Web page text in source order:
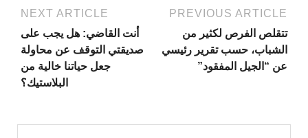
PREVIOUS ARTICLE
تتقلص الفرص لكثير من
الشباب، حسب تقرير رئيسي
عن “الجيل المفقود”
NEXT ARTICLE
أنت القاضي: هل يجب على
صديقتي التوقف عن محاولة
جعل حياتنا خالية من
البلاستيك؟